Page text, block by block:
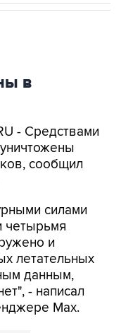
в
- Средствами
сообщил
силами
и
летательных
данным,
- написал
Max.